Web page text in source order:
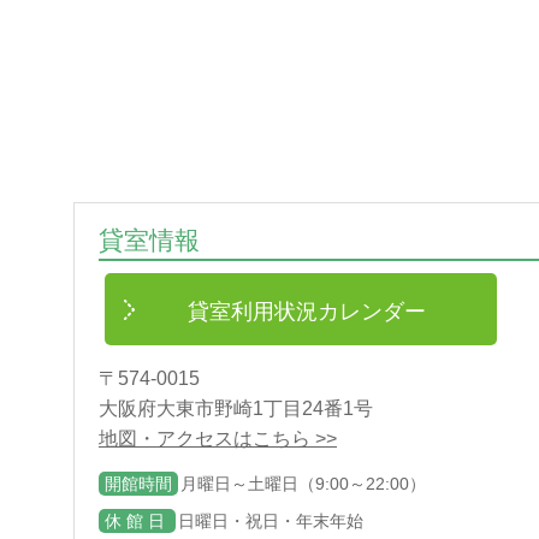
貸室情報
貸室利用状況カレンダー
〒574-0015
大阪府大東市野崎1丁目24番1号
地図・アクセスはこちら >>
開館時間
月曜日～土曜日（9:00～22:00）
休 館 日
日曜日・祝日・年末年始